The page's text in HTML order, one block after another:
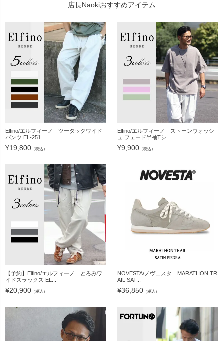
店長Naokiおすすめアイテム
Elfino/エルフィーノ ツータックワイド
パンツ EL-251...
¥19,800 （税込）
Elfino/エルフィーノ ストーンウォッシ
ュ フェード半袖Tシ...
¥9,900 （税込）
【予約】Elfino/エルフィーノ とろみワ
イドスラックス EL...
¥20,900 （税込）
NOVESTA/ノヴェスタ MARATHON TR
AIL SAT...
¥36,850 （税込）